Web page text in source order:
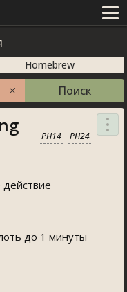
Homebrew
Поиск
PH14 PH24
действие
до 1 минуты